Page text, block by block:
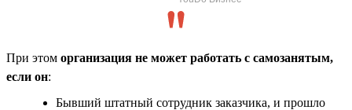
При этом организация не может работать с самозанятым,
если он:
Бывший штатный сотрудник заказчика, и прошло